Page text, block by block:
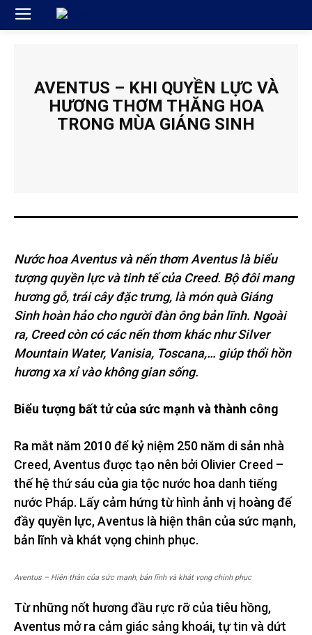
AVENTUS – KHI QUYỀN LỰC VÀ
HƯƠNG THƠM THĂNG HOA
TRONG MÙA GIÁNG SINH
Nước hoa Aventus và nến thơm Aventus là biểu
tượng quyền lực và tinh tế của Creed. Bộ đôi mang
hương gỗ, trái cây đặc trưng, là món quà Giáng
Sinh hoàn hảo cho người đàn ông bản lĩnh. Ngoài
ra, Creed còn có các nến thơm khác như Silver
Mountain Water, Vanisia, Toscana,… giúp thổi hồn
hương xa xỉ vào không gian sống.
Biểu tượng bất tử của sức mạnh và thành công
Ra mắt năm 2010 để kỷ niệm 250 năm di sản nhà
Creed, Aventus được tạo nên bởi Olivier Creed –
thế hệ thứ sáu của gia tộc nước hoa danh tiếng
nước Pháp. Lấy cảm hứng từ hình ảnh vị hoàng đế
đầy quyền lực, Aventus là hiện thân của sức mạnh,
bản lĩnh và khát vọng chinh phục.
Aventus – Hiện thân của sức mạnh, bản lĩnh và khát vọng chinh phục
Từ những nốt hương đầu rực rỡ của tiêu hồng,
Aventus mở ra cảm giác sảng khoái, tự tin và dứt